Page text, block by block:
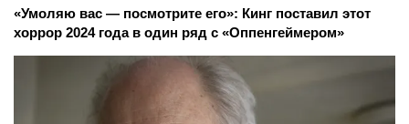
«Умоляю вас — посмотрите его»: Кинг поставил этот
хоррор 2024 года в один ряд с «Оппенгеймером»